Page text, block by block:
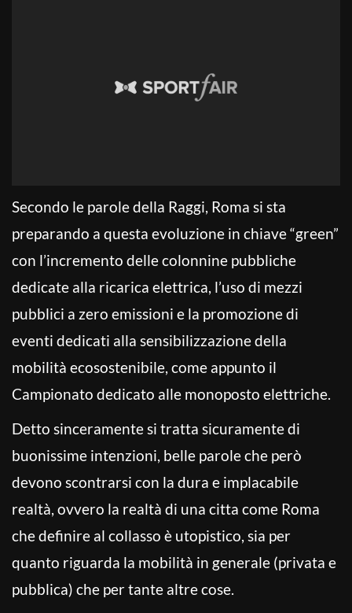
Secondo le parole della Raggi, Roma si sta
preparando a questa evoluzione in chiave “green”
con l’incremento delle colonnine pubbliche
dedicate alla ricarica elettrica, l’uso di mezzi
pubblici a zero emissioni e la promozione di
eventi dedicati alla sensibilizzazione della
mobilità ecosostenibile, come appunto il
Campionato dedicato alle monoposto elettriche.
Detto sinceramente si tratta sicuramente di
buonissime intenzioni, belle parole che però
devono scontrarsi con la dura e implacabile
realtà, ovvero la realtà di una citta come Roma
che definire al collasso è utopistico, sia per
quanto riguarda la mobilità in generale (privata e
pubblica) che per tante altre cose.